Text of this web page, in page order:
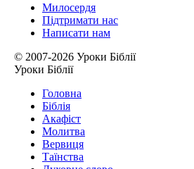
Милосердя
Підтримати нас
Написати нам
© 2007-2026 Уроки Біблії
Уроки Біблії
Головна
Біблія
Акафіст
Молитва
Вервиця
Таїнства